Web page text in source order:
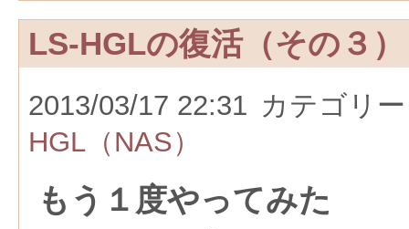
LS-HGLの復活（その３）
2013/03/17 22:31 カテゴリ
HGL（NAS）
もう１度やってみた